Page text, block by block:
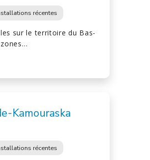
récentes
sur le territoire du Bas-
Kamouraska
récentes